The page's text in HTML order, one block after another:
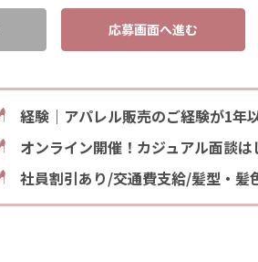
応募画面へ進む
経験｜アパレル販売のご経験が1年
オンライン開催！カジュアル面談
社員割引あり/交通費支給/髪型・髪